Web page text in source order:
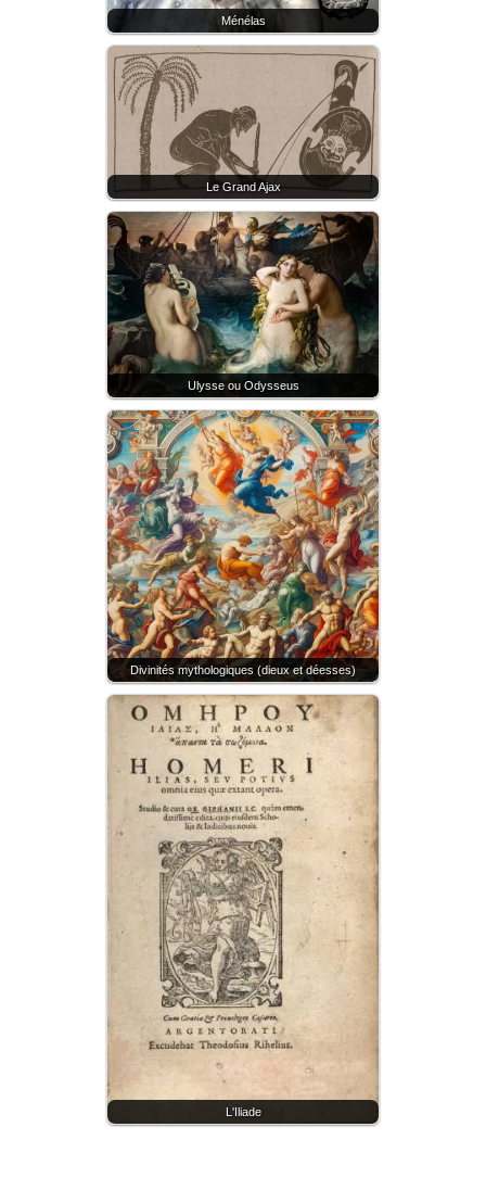
Ménélas
Le Grand Ajax
Ulysse ou Odysseus
Divinités mythologiques (dieux et déesses)
L'Iliade